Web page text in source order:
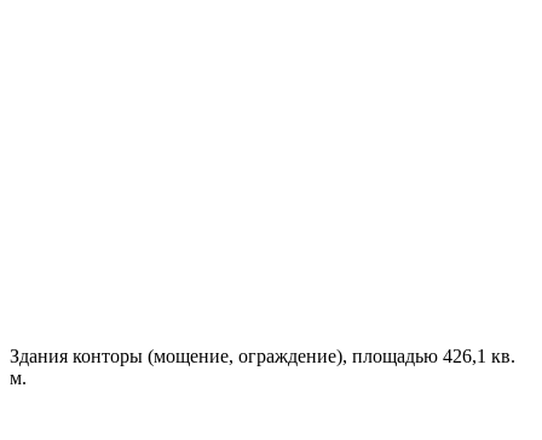
Здания конторы (мощение, ограждение), площадью 426,1 кв.
м.